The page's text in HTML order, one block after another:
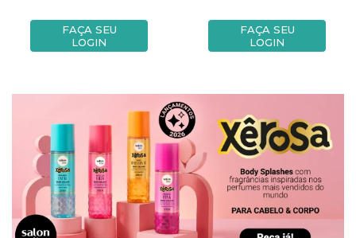
FAÇA SEU
LOGIN
FAÇA SEU
LOGIN